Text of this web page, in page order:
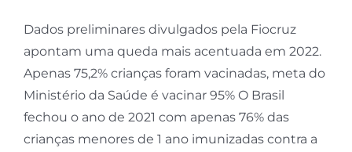
Dados preliminares divulgados pela Fiocruz
apontam uma queda mais acentuada em 2022.
Apenas 75,2% crianças foram vacinadas, meta do
Ministério da Saúde é vacinar 95% O Brasil
fechou o ano de 2021 com apenas 76% das
crianças menores de 1 ano imunizadas contra a